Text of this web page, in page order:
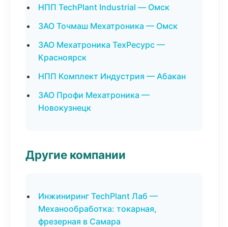
НПП TechPlant Industrial — Омск
ЗАО Точмаш Мехатроника — Омск
ЗАО Мехатроника ТехРесурс —
Красноярск
НПП Комплект Индустрия — Абакан
ЗАО Профи Мехатроника —
Новокузнецк
Другие компании
Инжиниринг TechPlant Лаб —
Механообработка: токарная,
фрезерная в Самара